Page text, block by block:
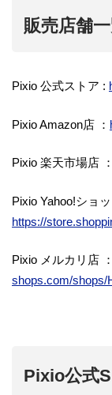
販売店舗
Pixio 公式ストア :
Pixio Amazon店 ：
Pixio 楽天市場店 ：
Pixio Yahoo!ショ
https://
Pixio メルカリ店 ：
shops.com/shops/
Pixio公式